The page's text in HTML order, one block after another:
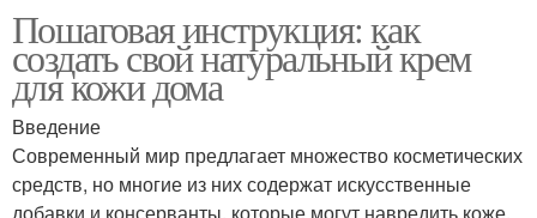
Пошаговая инструкция: как
создать свой натуральный крем
для кожи дома
Введение
Современный мир предлагает множество косметических
средств, но многие из них содержат искусственные
добавки и консерванты, которые могут навредить коже.